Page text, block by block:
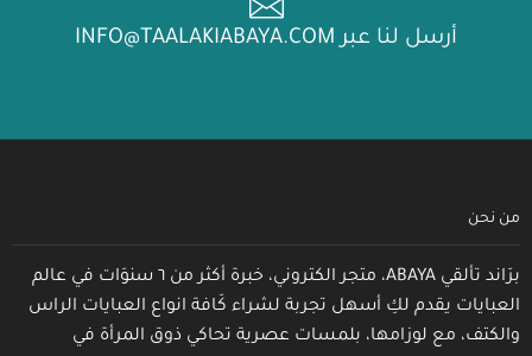
أرسل لنا عبر INFO@TAALAKIABAYA.COM
من نحن
برَاند تألقي ABAYA، متجر الكتروني، خبرة أكثر من ٦ سنوَات في عالم
العبايات يقدم لكِ أسهل تجربة لشراء كَافة انواع العبايات الراس
والكتف، مع لوزامها، بلمسات عصرية تحاكي ذوق المرأة في